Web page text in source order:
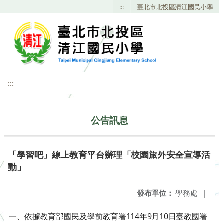
::: 臺北市北投區清江國民小學
:::
公告訊息
「學習吧」線上教育平台辦理「校園旅外安全宣導活
動」
發布單位： 學務處 |
一、依據教育部國民及學前教育署114年9月10日臺教國署